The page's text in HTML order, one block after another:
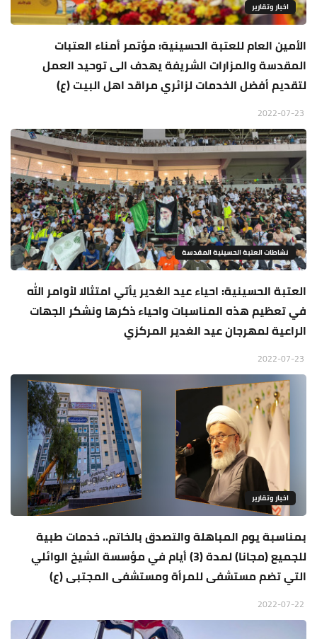
اخبار وتقارير
الأمين العام للعتبة الحسينية: مؤتمر أمناء العتبات
المقدسة والمزارات الشريفة يهدف الى توحيد العمل
لتقديم أفضل الخدمات لزائري مراقد اهل البيت (ع)
نشاطات العتبة الحسينية المقدسة
العتبة الحسينية: احياء عيد الغدير يأتي امتثالا لأوامر الله
في تعظيم هذه المناسبات واحياء ذكرها ونشكر الجهات
الراعية لمهرجان عيد الغدير المركزي
اخبار وتقارير
بمناسبة يوم المباهلة والتصدق بالخاتم.. خدمات طبية
للجميع (مجانا) لمدة (3) أيام في مؤسسة الشيخ الوائلي
التي تضم مستشفى للمرأة ومستشفى المجتبى (ع)